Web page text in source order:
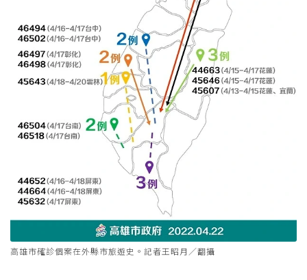
高雄市確診個案在外縣市旅遊史。記者王昭月／翻攝